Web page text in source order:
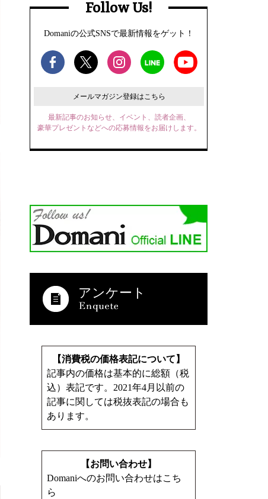
Follow Us!
Domaniの公式SNSで最新情報をゲット！
メールマガジン登録はこちら
最新記事のお知らせ、イベント、読者企画、
豪華プレゼントなどへの応募情報をお届けします。
アンケート
【消費税の価格表記について】
記事内の価格は基本的に総額（税
込）表記です。2021年4月以前の
記事に関しては税抜表記の場合も
あります。
【お問い合わせ】
Domaniへのお問い合わせはこち
ら